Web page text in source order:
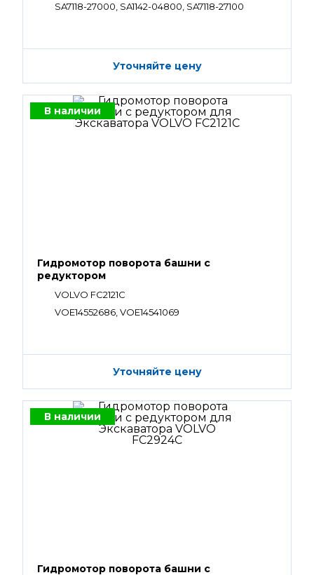
SA7118-27000, SA1142-04800, SA7118-27100
Уточняйте цену
В наличии
Гидромотор поворота башни с
редуктором
VOLVO FC2121C
VOE14552686, VOE14541069
Уточняйте цену
В наличии
Гидромотор поворота башни с